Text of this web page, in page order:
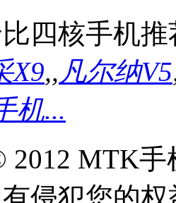
四核手机推
X9,,凡尔纳V5
机...
2012 MTK